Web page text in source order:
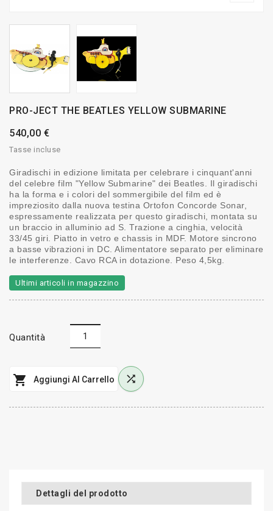
PRO-JECT THE BEATLES YELLOW SUBMARINE
540,00 €
Tasse incluse
Giradischi in edizione limitata per celebrare i cinquant'anni
del celebre film "Yellow Submarine" dei Beatles. Il giradischi
ha la forma e i colori del sommergibile del film ed è
impreziosito dalla nuova testina Ortofon Concorde Sonar,
espressamente realizzata per questo giradischi, montata su
un braccio in alluminio ad S. Trazione a cinghia, velocità
33/45 giri. Piatto in vetro e chassis in MDF. Motore sincrono
a basse vibrazioni in DC. Alimentatore separato per eliminare
le interferenze. Cavo RCA in dotazione. Peso 4,5kg.
Ultimi articoli in magazzino
Quantità
 Aggiungi Al Carrello 
Dettagli del prodotto